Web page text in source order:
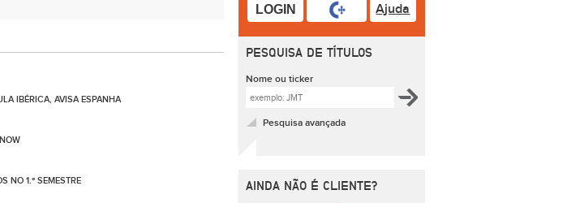
IBÉRICA, AVISA ESPANHA
NO 1.º SEMESTRE
LOGIN Ajuda
PESQUISA DE TÍTULOS
Nome ou ticker
Pesquisa avançada
AINDA NÃO É CLIENTE?